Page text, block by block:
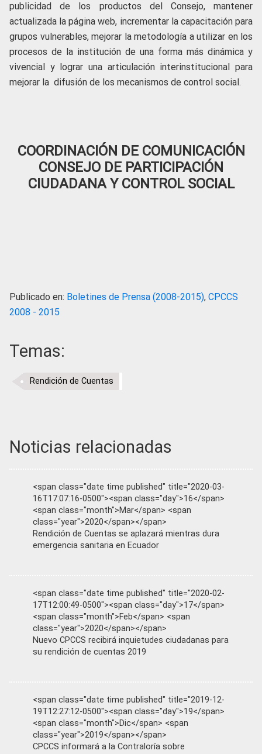
publicidad de los productos del Consejo, mantener
actualizada la página web, incrementar la capacitación para
grupos vulnerables, mejorar la metodología a utilizar en los
procesos de la institución de una forma más dinámica y
vivencial y lograr una articulación interinstitucional para
mejorar la difusión de los mecanismos de control social.
COORDINACIÓN DE COMUNICACIÓN
CONSEJO DE PARTICIPACIÓN
CIUDADANA Y CONTROL SOCIAL
Publicado en: Boletines de Prensa (2008-2015), CPCCS
2008 - 2015
Temas:
Rendición de Cuentas
Noticias relacionadas
<span class="date time published" title="2020-03-
16T17:07:16-0500"><span class="day">16</span>
<span class="month">Mar</span> <span
class="year">2020</span></span>
Rendición de Cuentas se aplazará mientras dura
emergencia sanitaria en Ecuador
<span class="date time published" title="2020-02-
17T12:00:49-0500"><span class="day">17</span>
<span class="month">Feb</span> <span
class="year">2020</span></span>
Nuevo CPCCS recibirá inquietudes ciudadanas para
su rendición de cuentas 2019
<span class="date time published" title="2019-12-
19T12:27:12-0500"><span class="day">19</span>
<span class="month">Dic</span> <span
class="year">2019</span></span>
CPCCS informará a la Contraloría sobre